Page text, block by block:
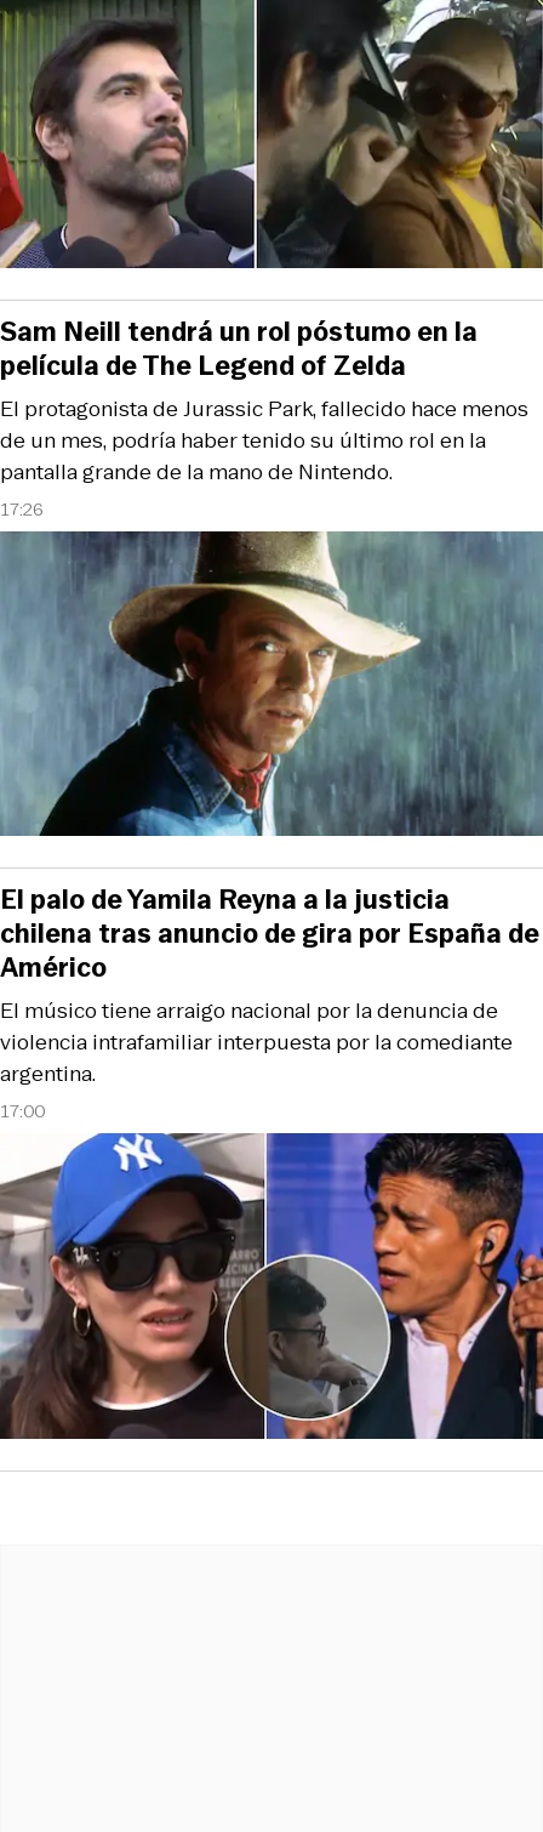
17:26
El protagonista de Jurassic Park, fallecido hace menos
de un mes, podría haber tenido su último rol en la
pantalla grande de la mano de Nintendo.
Sam Neill tendrá un rol póstumo en la
película de The Legend of Zelda
17:00
El músico tiene arraigo nacional por la denuncia de
violencia intrafamiliar interpuesta por la comediante
argentina.
El palo de Yamila Reyna a la justicia
chilena tras anuncio de gira por España de
Américo